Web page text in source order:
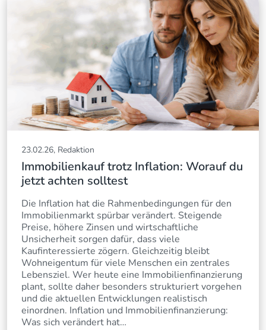
23.02.26, Redaktion
Immobilienkauf trotz Inflation: Worauf du
jetzt achten solltest
Die Inflation hat die Rahmenbedingungen für den
Immobilienmarkt spürbar verändert. Steigende
Preise, höhere Zinsen und wirtschaftliche
Unsicherheit sorgen dafür, dass viele
Kaufinteressierte zögern. Gleichzeitig bleibt
Wohneigentum für viele Menschen ein zentrales
Lebensziel. Wer heute eine Immobilienfinanzierung
plant, sollte daher besonders strukturiert vorgehen
und die aktuellen Entwicklungen realistisch
einordnen. Inflation und Immobilienfinanzierung:
Was sich verändert hat…